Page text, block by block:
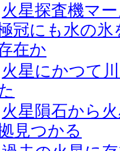
火星探査機マ
冠にも水の
在か
火星にかつて
火星隕石から
見つかる